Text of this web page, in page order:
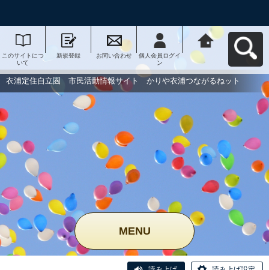
このサイトにつ
いて
新規登録 お問い合わせ
個人会員ログイ
ン
衣浦定住自立
圏 市民活動情
報サイト かり
や衣浦つながる
ねットへ戻る
衣浦定住自立圏 市民活動情報サイト かりや衣浦つながるねット
MENU